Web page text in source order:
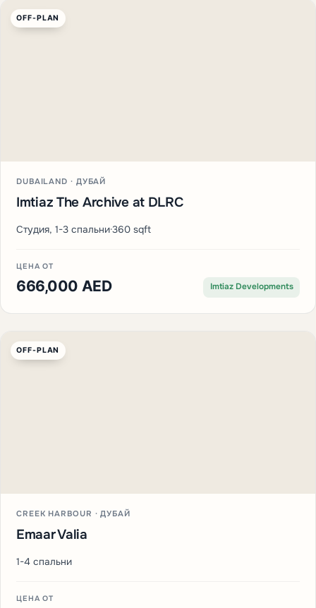
OFF-PLAN
DUBAILAND · ДУБАЙ
Imtiaz The Archive at DLRC
Студия, 1-3 спальни·360 sqft
ЦЕНА ОТ
666,000 AED Imtiaz Developments
OFF-PLAN
CREEK HARBOUR · ДУБАЙ
Emaar Valia
1-4 спальни
ЦЕНА ОТ